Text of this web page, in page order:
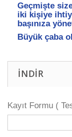
Geçmişte
iki kişiye
başınıza
Büyük çaba
İNDIR
Kayıt Formu (